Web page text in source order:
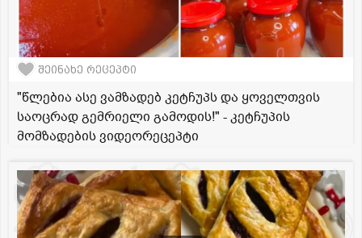
შეინახე რეცეპტი
"წლებია ასე ვამზადებ კეტჩუპს და ყოველთვის
საოცრად გემრიელი გამოდის!" - კეტჩუპის
მომზადების ვიდეორეცეპტი